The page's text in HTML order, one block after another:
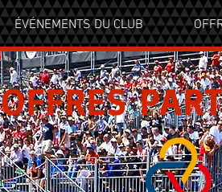
ÉVÉNEMENTS DU CLUB
OFFRES